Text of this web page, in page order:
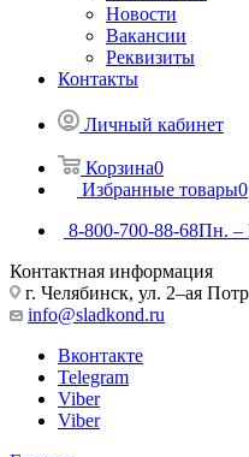
Новости
Вакансии
Реквизиты
Контакты
Личный кабинет
Корзина0
Избранные товары0
8-800-700-88-68Пн. –
Контактная информация
г. Челябинск, ул. 2–ая
info@sladkond.ru
Вконтакте
Telegram
Viber
Viber